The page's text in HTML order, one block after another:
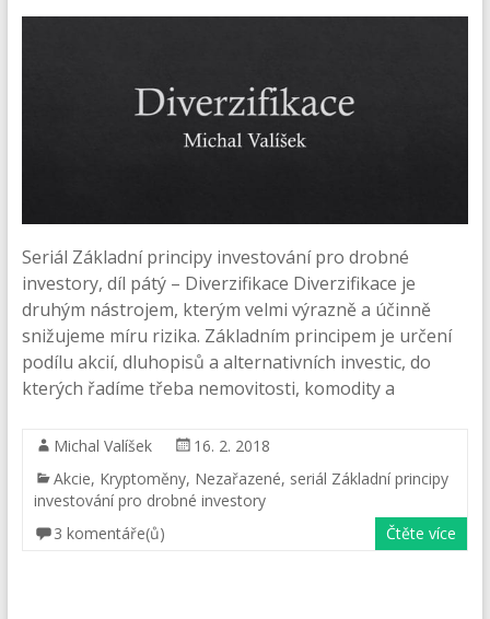
Seriál Základní principy investování pro drobné
investory, díl pátý – Diverzifikace Diverzifikace je
druhým nástrojem, kterým velmi výrazně a účinně
snižujeme míru rizika. Základním principem je určení
podílu akcií, dluhopisů a alternativních investic, do
kterých řadíme třeba nemovitosti, komodity a
Michal Valíšek
16. 2. 2018
Akcie, Kryptoměny, Nezařazené, seriál Základní principy
investování pro drobné investory
3 komentáře(ů)
Čtěte více